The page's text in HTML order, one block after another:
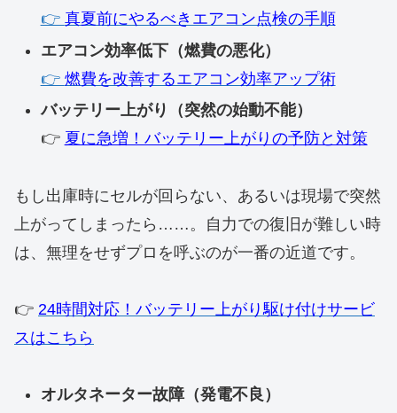
👉 真夏前にやるべきエアコン点検の手順
エアコン効率低下（燃費の悪化）
👉 燃費を改善するエアコン効率アップ術
バッテリー上がり（突然の始動不能）
👉 夏に急増！バッテリー上がりの予防と対策
もし出庫時にセルが回らない、あるいは現場で突然
上がってしまったら……。自力での復旧が難しい時
は、無理をせずプロを呼ぶのが一番の近道です。
👉 24時間対応！バッテリー上がり駆け付けサービ
スはこちら
オルタネーター故障（発電不良）